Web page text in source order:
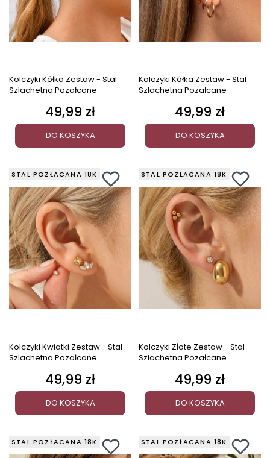
Kolczyki Kółka Zestaw - Stal
Szlachetna Pozałcane
Cena
49,99 zł
DO KOSZYKA
Kolczyki Kółka Zestaw - Stal
Szlachetna Pozałcane
Cena
49,99 zł
DO KOSZYKA
STAL POZŁACANA 18K
Kolczyki Kwiatki Zestaw - Stal
Szlachetna Pozałcane
Cena
49,99 zł
DO KOSZYKA
STAL POZŁACANA 18K
Kolczyki Złote Zestaw - Stal
Szlachetna Pozałcane
Cena
49,99 zł
DO KOSZYKA
STAL POZŁACANA 18K STAL POZŁACANA 18K